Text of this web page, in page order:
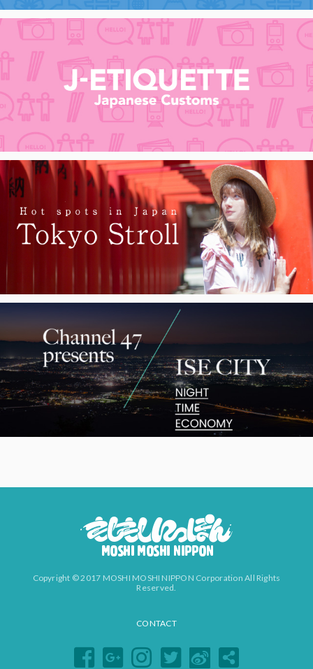
Copyright © 2017 MOSHI MOSHI NIPPON Corporation All Rights
Reserved.
CONTACT